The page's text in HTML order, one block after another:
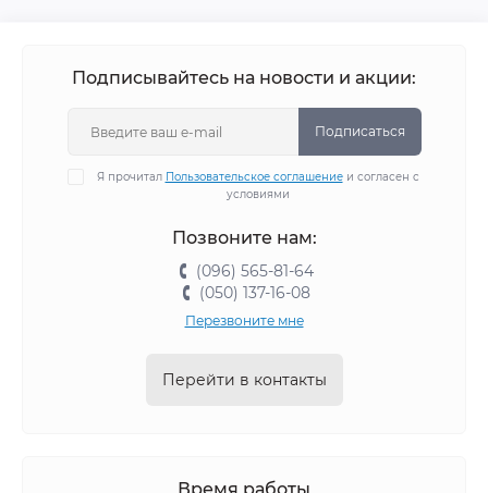
Подписывайтесь на новости и акции:
Подписаться
Я прочитал Пользовательское соглашениеи согласен с
условиями
Позвоните нам:
(096) 565-81-64
(050) 137-16-08
Перезвоните мне
Перейти в контакты